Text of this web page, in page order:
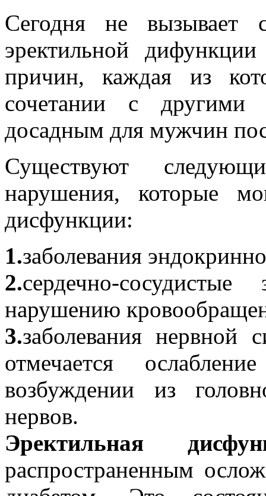
Сегодня не вызывает
эректильной
причин, каждая из
сочетании с
досадным для мужчин
Существуют
нарушения, которые
дисфункции:
1.заболевания
2.сердечно-
нарушению
3.заболевания нервной
отмечается
возбуждении из
нервов.
Эректильная
распространенным